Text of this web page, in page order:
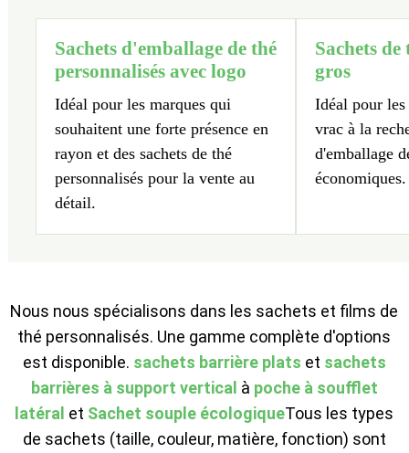
Sachets d'emballage de thé
personnalisés avec logo
Idéal pour les marques qui
souhaitent une forte présence en
rayon et des sachets de thé
personnalisés pour la vente au
détail.
Sachets
gros
Idéal pour les
vrac à la
d'emballage
économiques.
Nous nous spécialisons dans les sachets et films de
thé personnalisés. Une gamme complète d'options
est disponible. sachets barrière plats et sachets
barrières à support vertical à poche à soufflet
latéral et Sachet souple écologiqueTous les types
de sachets (taille, couleur, matière, fonction) sont